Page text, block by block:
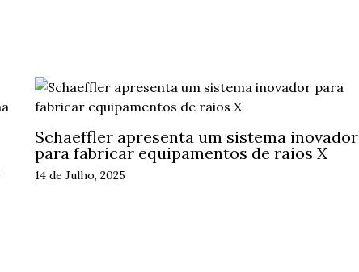
Schaeffler apresenta um sistema inovador
para fabricar equipamentos de raios X
14 de Julho, 2025